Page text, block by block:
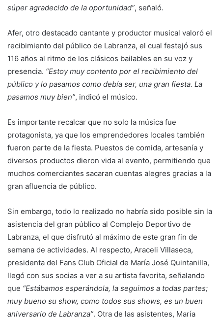
súper agradecido de la oportunidad”, señaló.
Afer, otro destacado cantante y productor musical valoró el
recibimiento del público de Labranza, el cual festejó sus
116 años al ritmo de los clásicos bailables en su voz y
presencia. “Estoy muy contento por el recibimiento del
público y lo pasamos como debía ser, una gran fiesta. La
pasamos muy bien”, indicó el músico.
Es importante recalcar que no solo la música fue
protagonista, ya que los emprendedores locales también
fueron parte de la fiesta. Puestos de comida, artesanía y
diversos productos dieron vida al evento, permitiendo que
muchos comerciantes sacaran cuentas alegres gracias a la
gran afluencia de público.
Sin embargo, todo lo realizado no habría sido posible sin la
asistencia del gran público al Complejo Deportivo de
Labranza, el que disfrutó al máximo de este gran fin de
semana de actividades. Al respecto, Araceli Villaseca,
presidenta del Fans Club Oficial de María José Quintanilla,
llegó con sus socias a ver a su artista favorita, señalando
que “Estábamos esperándola, la seguimos a todas partes;
muy bueno su show, como todos sus shows, es un buen
aniversario de Labranza”. Otra de las asistentes, María